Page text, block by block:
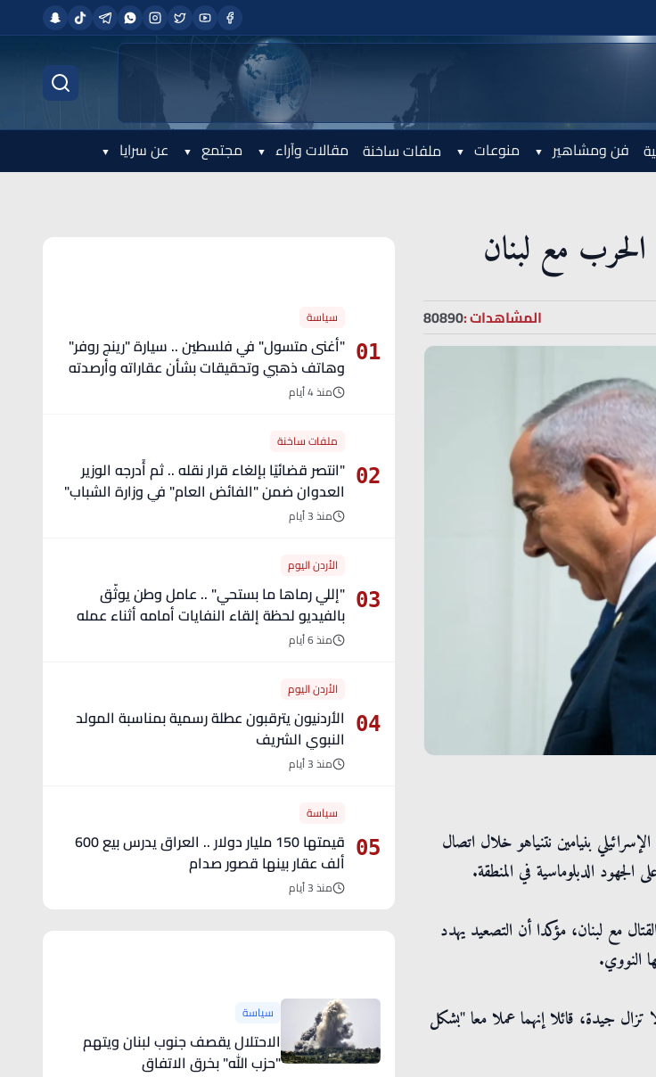
فن ومشاهير منوعات ملفات ساخنة مقالات وآراء مجتمع عن سرايا
مع لبنان
المشاهدات :80890
بنيامين نتنياهو خلال اتصال
الجهود الدبلوماسية في المنطقة.
مع لبنان، مؤكدا أن التصعيد يهدد
النووي.
جيدة، قائلا إنهما عملا معا "بشكل
01
سياسة
"أغنى متسول" في فلسطين .. سيارة "رينج روفر"
وهاتف ذهبي وتحقيقات بشأن عقاراته وأرصدته
منذ 4 أيام
02
ملفات ساخنة
"انتصر قضائيًا بإلغاء قرار نقله .. ثم أُدرجه الوزير
العدوان ضمن "الفائض العام" في وزارة الشباب"
- تفاصيل
منذ 3 أيام
03
الأردن اليوم
"إللي رماها ما بستحي" .. عامل وطن يوثّق
بالفيديو لحظة إلقاء النفايات أمامه أثناء عمله
منذ 6 أيام
04
الأردن اليوم
الأردنيون يترقبون عطلة رسمية بمناسبة المولد
النبوي الشريف
منذ 3 أيام
05
سياسة
قيمتها 150 مليار دولار .. العراق يدرس بيع 600
ألف عقار بينها قصور صدام
منذ 3 أيام
سياسة
الاحتلال يقصف جنوب لبنان ويتهم
"حزب الله" بخرق الاتفاق